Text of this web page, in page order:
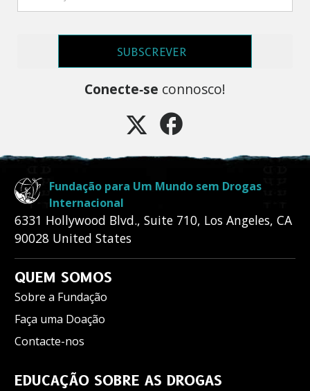
SUBSCREVER
Conecte‑se connosco!
Fundação para Um Mundo sem Drogas
Internacional
6331 Hollywood Blvd., Suite 710, Los Angeles, CA
90028 United States
QUEM SOMOS
Sobre a Fundação
Faça uma Doação
Contacte-nos
EDUCAÇÃO SOBRE AS DROGAS